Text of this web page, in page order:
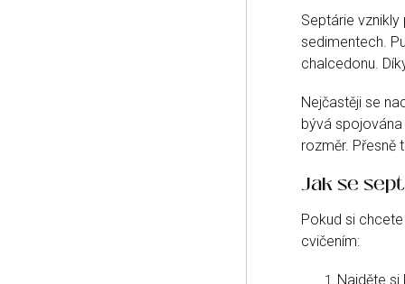
Septárie
sedimentech.
chalcedonu.
Nejčastěji se
bývá
rozměr. Přesně
Jak se
Pokud si
cvičením:
Najděte